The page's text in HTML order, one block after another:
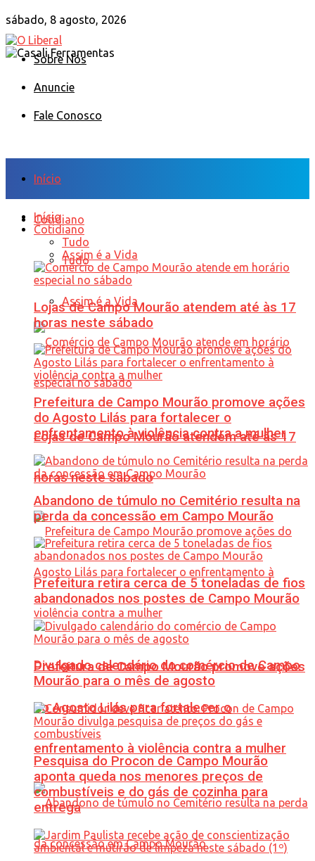
sábado, 8 agosto, 2026
Sobre Nós
Anuncie
Fale Conosco
Início
Cotidiano
Tudo
Assim é a Vida
Lojas de Campo Mourão atendem até às 17
horas neste sábado
Prefeitura de Campo Mourão promove ações
do Agosto Lilás para fortalecer o
enfrentamento à violência contra a mulher
Início
Cotidiano
Tudo
Assim é a Vida
Lojas de Campo Mourão atendem até às 17
horas neste sábado
Prefeitura de Campo Mourão promove ações
do Agosto Lilás para fortalecer o
enfrentamento à violência contra a mulher
Abandono de túmulo no Cemitério resulta na
perda da concessão em Campo Mourão
Prefeitura retira cerca de 5 toneladas de fios
abandonados nos postes de Campo Mourão
Divulgado calendário do comércio de Campo
Mourão para o mês de agosto
Pesquisa do Procon de Campo Mourão
aponta queda nos menores preços de
combustíveis e do gás de cozinha para
entrega